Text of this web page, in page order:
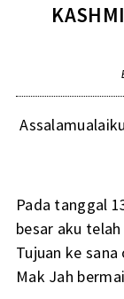
Pada tanggal
besar aku
Tujuan ke
Mak Jah